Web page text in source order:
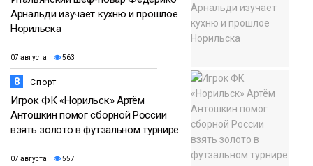
Арнальди изучает кухню и прошлое
Норильска
07 августа 563
8 Спорт
Игрок ФК «Норильск» Артём
Антошкин помог сборной России
взять золото в футзальном турнире
07 августа 557